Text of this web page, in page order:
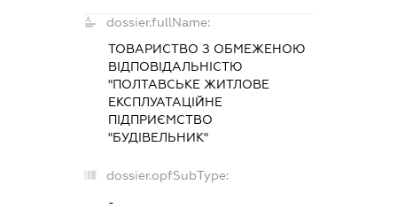
dossier.fullName:
ТОВАРИСТВО З ОБМЕЖЕНОЮ
ВІДПОВІДАЛЬНІСТЮ
"ПОЛТАВСЬКЕ ЖИТЛОВЕ
ЕКСПЛУАТАЦІЙНЕ
ПІДПРИЄМСТВО
"БУДІВЕЛЬНИК"
dossier.opfSubType:
-